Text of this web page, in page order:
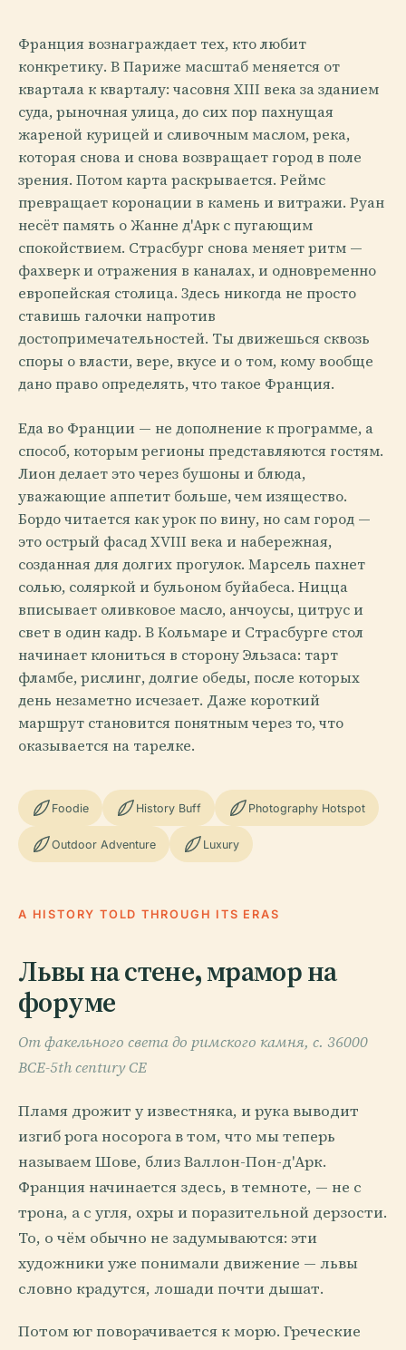
Франция вознаграждает тех, кто любит
конкретику. В Париже масштаб меняется от
квартала к кварталу: часовня XIII века за зданием
суда, рыночная улица, до сих пор пахнущая
жареной курицей и сливочным маслом, река,
которая снова и снова возвращает город в поле
зрения. Потом карта раскрывается. Реймс
превращает коронации в камень и витражи. Руан
несёт память о Жанне д'Арк с пугающим
спокойствием. Страсбург снова меняет ритм —
фахверк и отражения в каналах, и одновременно
европейская столица. Здесь никогда не просто
ставишь галочки напротив
достопримечательностей. Ты движешься сквозь
споры о власти, вере, вкусе и о том, кому вообще
дано право определять, что такое Франция.
Еда во Франции — не дополнение к программе, а
способ, которым регионы представляются гостям.
Лион делает это через бушоны и блюда,
уважающие аппетит больше, чем изящество.
Бордо читается как урок по вину, но сам город —
это острый фасад XVIII века и набережная,
созданная для долгих прогулок. Марсель пахнет
солью, соляркой и бульоном буйабеса. Ницца
вписывает оливковое масло, анчоусы, цитрус и
свет в один кадр. В Кольмаре и Страсбурге стол
начинает клониться в сторону Эльзаса: тарт
фламбе, рислинг, долгие обеды, после которых
день незаметно исчезает. Даже короткий
маршрут становится понятным через то, что
оказывается на тарелке.
Foodie History Buff Photography Hotspot
Outdoor Adventure Luxury
A HISTORY TOLD THROUGH ITS ERAS
Львы на стене, мрамор на
форуме
От факельного света до римского камня, c. 36000
BCE-5th century CE
Пламя дрожит у известняка, и рука выводит
изгиб рога носорога в том, что мы теперь
называем Шове, близ Валлон-Пон-д'Арк.
Франция начинается здесь, в темноте, — не с
трона, а с угля, охры и поразительной дерзости.
То, о чём обычно не задумываются: эти
художники уже понимали движение — львы
словно крадутся, лошади почти дышат.
Потом юг поворачивается к морю. Греческие